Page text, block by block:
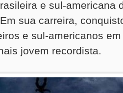
e sul-americana
sua carreira,
e sul-americanos
jovem recordista.